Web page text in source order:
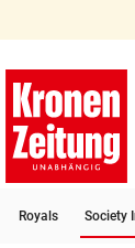
account_circle Anmelden
Wien
Royals Society